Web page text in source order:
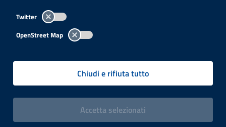
Twitter
OpenStreet Map
Chiudi e rifiuta tutto
Accettai cookies
selezionati
Per l'utilizzo del logo e dei dati fare riferimento al regolamento
consultabile aquesta pagina
P.IVA: 13015060158 | CUU-PA: UFCPQZ